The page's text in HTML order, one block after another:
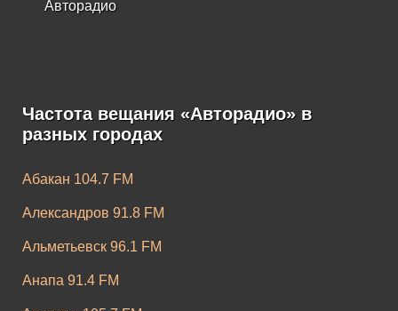
Авторадио
Частота вещания «Авторадио» в
разных городах
Абакан 104.7 FM
Александров 91.8 FM
Альметьевск 96.1 FM
Анапа 91.4 FM